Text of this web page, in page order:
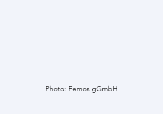
Photo: Femos gGmbH